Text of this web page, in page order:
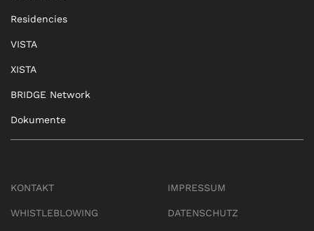
Residencies
VISTA
XISTA
BRIDGE Network
Dokumente
KONTAKT
WHISTLEBLOWING
IMPRESSUM
DATENSCHUTZ